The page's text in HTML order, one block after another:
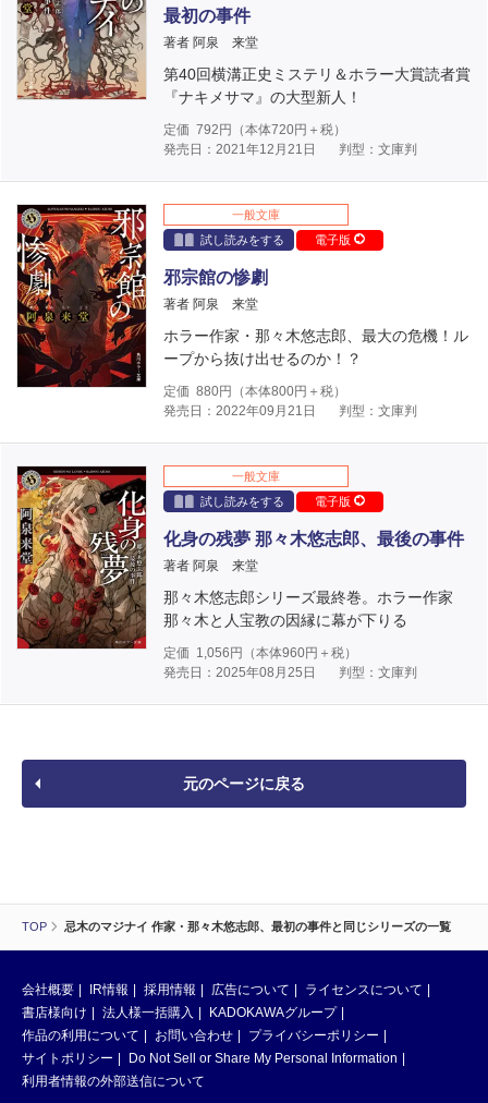
TOP 忌木のマジナイ 作家・那々木悠志郎、最初の事件と同じシリーズの一覧
最初の事件
著者 阿泉 来堂
第40回横溝正史ミステリ＆ホラー大賞読者賞
『ナキメサマ』の大型新人！
定価 792 円（本体720円＋税）
発売日：2021年12月21日
判型：文庫判
一般文庫
試し読みをする
電子版
邪宗館の惨劇
著者 阿泉 来堂
ホラー作家・那々木悠志郎、最大の危機！ル
ープから抜け出せるのか！？
定価 880円（本体800円＋税）
発売日：2022年09月21日
判型：文庫判
一般文庫
試し読みをする
電子版
化身の残夢 那々木悠志郎、最後の事件
著者 阿泉 来堂
那々木悠志郎シリーズ最終巻。ホラー作家
那々木と人宝教の因縁に幕が下りる
定価 1,056 円（本体960円＋税）
発売日：2025年08月25日
判型：文庫判
元のページに戻る
会社概要 IR情報 採用情報 広告について
ライセンスについて
書店様向け
法人様一括購入
KADOKAWAグループ
作品の利用について
お問い合わせ
プライバシーポリシー
サイトポリシー
Do Not Sell or Share My Personal Information
利用者情報の外部送信について